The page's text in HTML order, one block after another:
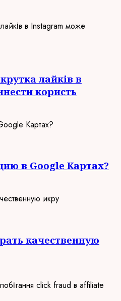
лайків в
користь
в Google Картах?
качественную